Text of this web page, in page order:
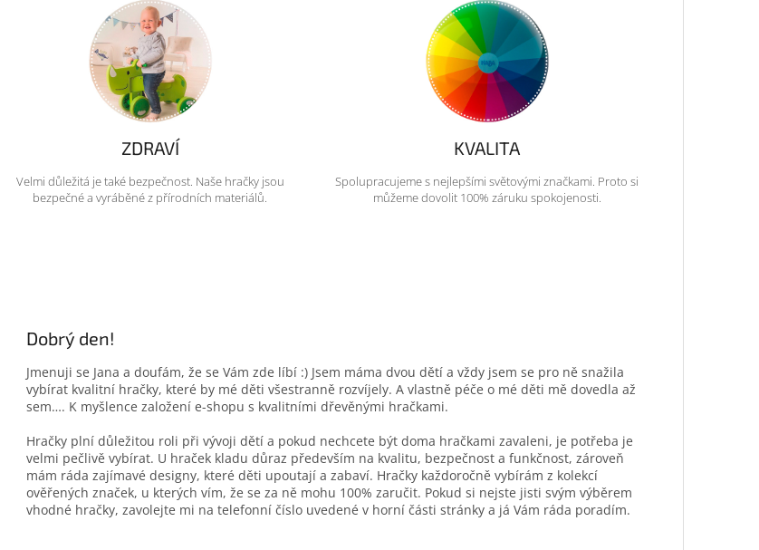
ZDRAVÍ
Velmi důležitá je také bezpečnost. Naše hračky jsou
bezpečné a vyráběné z přírodních materiálů.
KVALITA
Spolupracujeme s nejlepšími světovými značkami. Proto si
můžeme dovolit 100% záruku spokojenosti.
Dobrý den!
Jmenuji se Jana a doufám, že se Vám zde líbí :) Jsem máma dvou dětí a vždy jsem se pro ně snažila
vybírat kvalitní hračky, které by mé děti všestranně rozvíjely. A vlastně péče o mé děti mě dovedla až
sem…. K myšlence založení e-shopu s kvalitními dřevěnými hračkami.
Hračky plní důležitou roli při vývoji dětí a pokud nechcete být doma hračkami zavaleni, je potřeba je
velmi pečlivě vybírat. U hraček kladu důraz především na kvalitu, bezpečnost a funkčnost, zároveň
mám ráda zajímavé designy, které děti upoutají a zabaví. Hračky každoročně vybírám z kolekcí
ověřených značek, u kterých vím, že se za ně mohu 100% zaručit. Pokud si nejste jisti svým výběrem
vhodné hračky, zavolejte mi na telefonní číslo uvedené v horní části stránky a já Vám ráda poradím.